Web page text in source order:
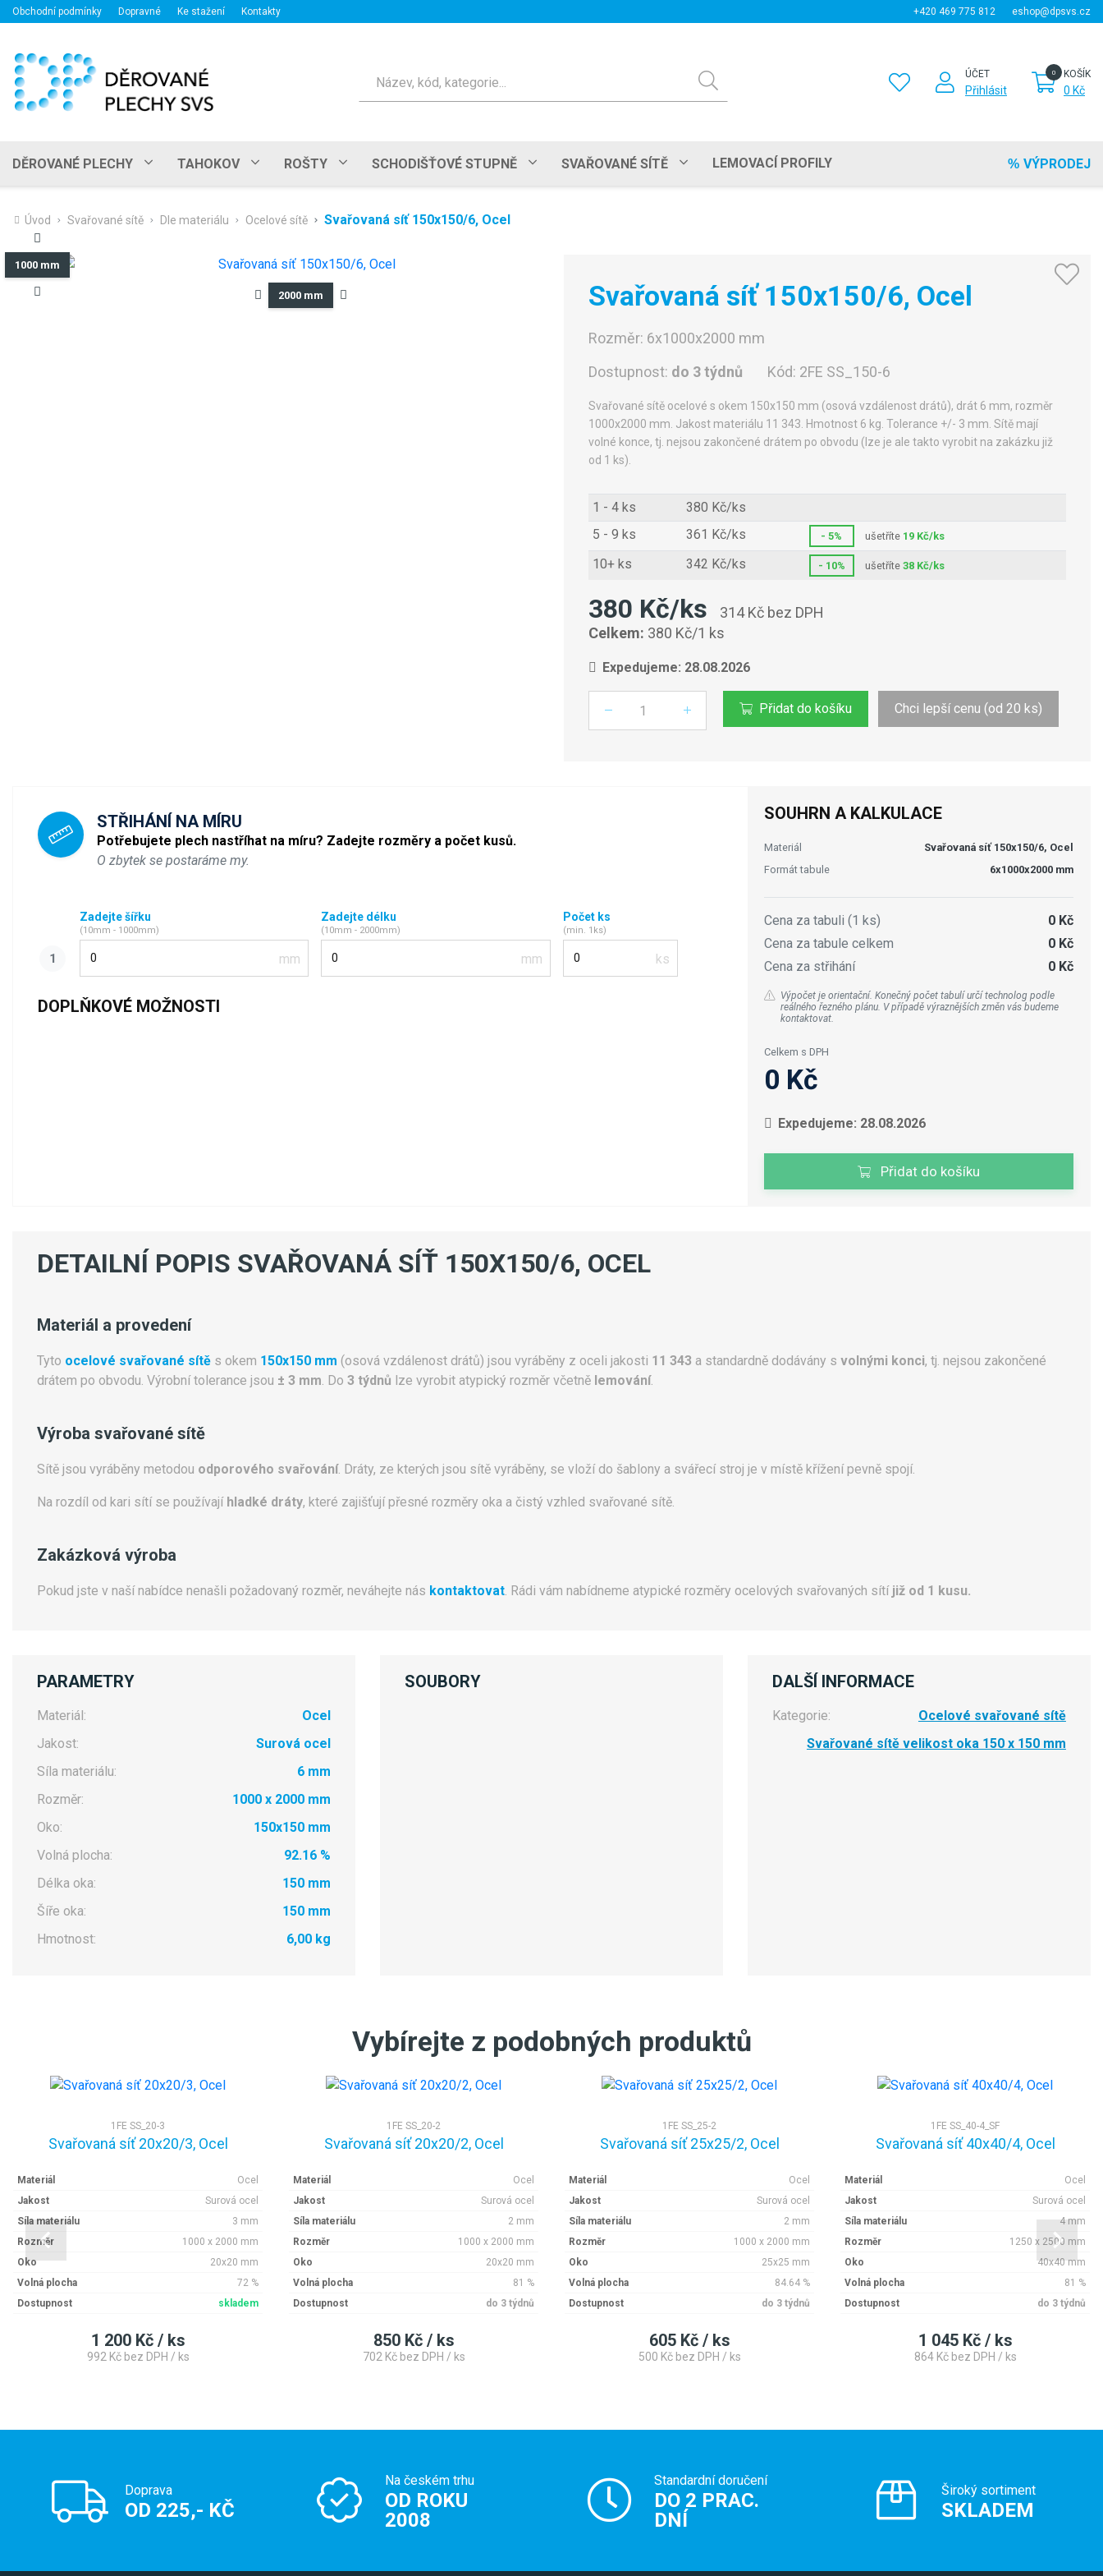
Obchodní podmínky Dopravné Ke stažení Kontakty +420 469 775 812 eshop@dpsvs.cz
ÚČET
Přihlásit
KOŠÍK
0 Kč
DĚROVANÉ PLECHY TAHOKOV ROŠTY SCHODIŠŤOVÉ STUPNĚ SVAŘOVANÉ SÍTĚ LEMOVACÍ PROFILY VÝPRODEJ
Úvod Svařované sítě Dle materiálu Ocelové sítě Svařovaná síť 150x150/6, Ocel
1000 mm
2000 mm Svařovaná síť 150x150/6, Ocel
Rozměr: 6x1000x2000 mm
Dostupnost: do 3 týdnů Kód: 2FE SS_150-6
Svařované sítě ocelové s okem 150x150 mm (osová vzdálenost drátů), drát 6 mm, rozměr
1000x2000 mm. Jakost materiálu 11 343. Hmotnost 6 kg. Tolerance +/- 3 mm. Sítě mají
volné konce, tj. nejsou zakončené drátem po obvodu (lze je ale takto vyrobit na zakázku již
od 1 ks).
1 - 4 ks
380 Kč/ks
5 - 9 ks
361 Kč/ks - 5% ušetříte 19 Kč/ks
10+ ks 342 Kč/ks - 10% ušetříte 38 Kč/ks
380 Kč/ks
314 Kč bez DPH
Celkem: 380 Kč/1 ks
Expedujeme: 28.08.2026
Přidat do košíku Chci lepší cenu (od 20 ks)
STŘIHÁNÍ NA MÍRU
Potřebujete plech nastříhat na míru? Zadejte rozměry a počet kusů.
O zbytek se postaráme my.
Zadejte šířku
(10mm - 1000mm)
Zadejte délku
(10mm - 2000mm)
Počet ks
(min. 1ks)
DOPLŇKOVÉ MOŽNOSTI
SOUHRN A KALKULACE
Materiál
Svařovaná síť 150x150/6, Ocel
Formát tabule
6x1000x2000 mm
Cena za tabuli (1 ks)
0 Kč
Cena za tabule celkem
0 Kč
Cena za střihání
0 Kč
Výpočet je orientační. Konečný počet tabulí určí technolog podle
reálného řezného plánu. V případě výraznějších změn vás budeme
kontaktovat.
Celkem s DPH
0 Kč
Expedujeme: 28.08.2026
Přidat do košíku
DETAILNÍ POPIS SVAŘOVANÁ SÍŤ 150X150/6, OCEL
Materiál a provedení
Tyto ocelové svařované sítě s okem 150x150 mm (osová vzdálenost drátů) jsou vyráběny z oceli jakosti 11 343 a standardně dodávány s volnými konci, tj. nejsou zakončené
drátem po obvodu. Výrobní tolerance jsou ± 3 mm. Do 3 týdnů lze vyrobit atypický rozměr včetně lemování.
Výroba svařované sítě
Sítě jsou vyráběny metodou odporového svařování. Dráty, ze kterých jsou sítě vyráběny, se vloží do šablony a svářecí stroj je v místě křížení pevně spojí.
Na rozdíl od kari sítí se používají hladké dráty, které zajišťují přesné rozměry oka a čistý vzhled svařované sítě.
Zakázková výroba
Pokud jste v naší nabídce nenašli požadovaný rozměr, neváhejte nás kontaktovat. Rádi vám nabídneme atypické rozměry ocelových svařovaných sítí již od 1 kusu.
PARAMETRY
Materiál:
Ocel
Jakost:
Surová ocel
Síla materiálu:
6 mm
Rozměr:
1000 x 2000 mm
Oko:
150x150 mm
Volná plocha:
92.16 %
Délka oka:
150 mm
Šíře oka:
150 mm
Hmotnost:
6,00 kg
SOUBORY DALŠÍ INFORMACE
Kategorie:
Ocelové svařované sítě
Svařované sítě velikost oka 150 x 150 mm
Vybírejte z podobných produktů
1FE SS_20-3
Svařovaná síť 20x20/3, Ocel
Materiál
Ocel
Jakost
Surová ocel
Síla materiálu
3 mm
Rozměr
1000 x 2000 mm
Oko
20x20 mm
Volná plocha
72 %
Dostupnost
skladem
1 200 Kč / ks
992 Kč bez DPH / ks
1FE SS_20-2
Svařovaná síť 20x20/2, Ocel
Materiál
Ocel
Jakost
Surová ocel
Síla materiálu
2 mm
Rozměr
1000 x 2000 mm
Oko
20x20 mm
Volná plocha
81 %
Dostupnost
do 3 týdnů
850 Kč / ks
702 Kč bez DPH / ks
1FE SS_25-2
Svařovaná síť 25x25/2, Ocel
Materiál
Ocel
Jakost
Surová ocel
Síla materiálu
2 mm
Rozměr
1000 x 2000 mm
Oko
25x25 mm
Volná plocha
84.64 %
Dostupnost
do 3 týdnů
605 Kč / ks
500 Kč bez DPH / ks
1FE SS_40-4_SF
Svařovaná síť 40x40/4, Ocel
Materiál
Ocel
Jakost
Surová ocel
Síla materiálu
4 mm
Rozměr
1250 x 2500 mm
Oko
40x40 mm
Volná plocha
81 %
Dostupnost
do 3 týdnů
1 045 Kč / ks
864 Kč bez DPH / ks
Doprava
OD 225,- KČ
Na českém trhu
OD ROKU
2008
Standardní doručení
DO 2 PRAC.
DNÍ
Široký sortiment
SKLADEM